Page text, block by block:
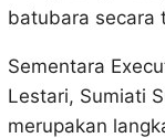
batubara secara
Sementara
Lestari, Sumiati
merupakan